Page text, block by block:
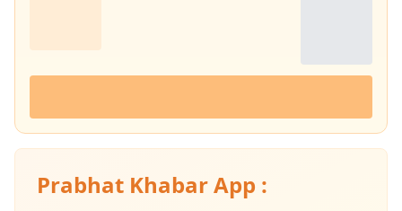
Prabhat Khabar App :